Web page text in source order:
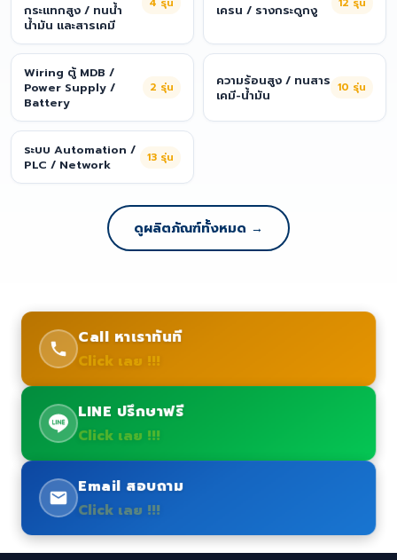
กระแทกสูง / ทนน้ำ
น้ำมัน และสารเคมี
เครน / รางกระดูกงู
Wiring ตู้ MDB /
Power Supply /
Battery
2 รุ่น
ความร้อนสูง / ทนสาร
เคมี-น้ำมัน
10 รุ่น
ระบบ Automation /
PLC / Network
13 รุ่น
ดูผลิตภัณฑ์ทั้งหมด →
Call หาเราทันที
Click เลย !!!
LINE ปรึกษาฟรี
Click เลย !!!
Email สอบถาม
Click เลย !!!